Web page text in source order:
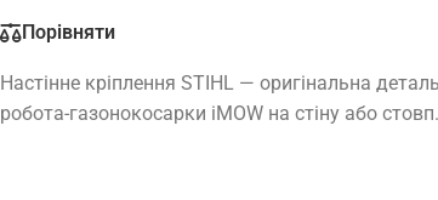
Порівняти
Настінне кріплення STIHL — оригінальна
робота-газонокосарки iMOW на стіну або